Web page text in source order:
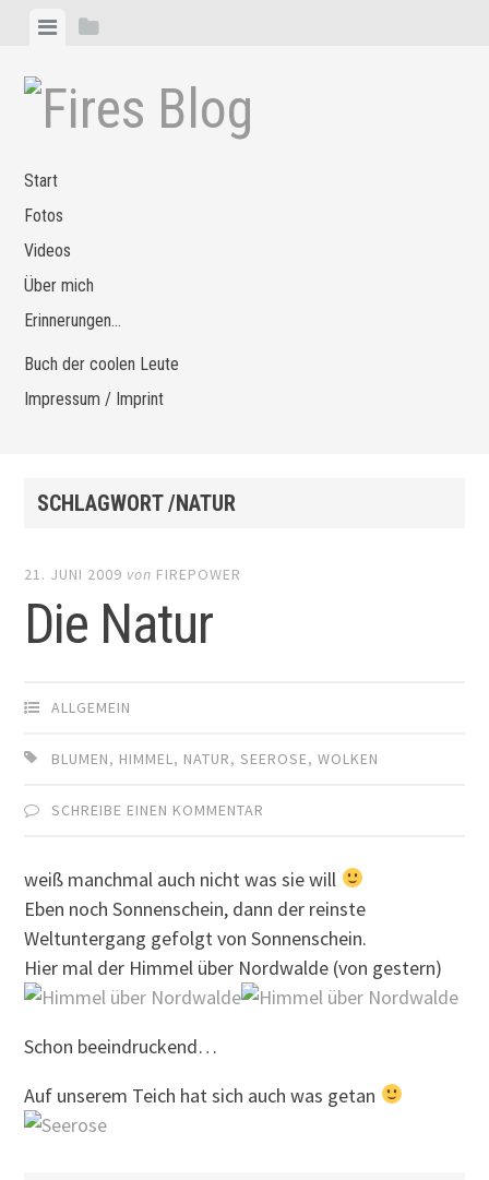
Zum
springen
MenüSeitenleiste
Start
Fotos
Videos
Über mich
Erinnerungen…
Buch der coolen Leute
Impressum / Imprint
SCHLAGWORT /NATUR
21. JUNI 2009 von FIREPOWER
Die Natur
ALLGEMEIN
BLUMEN, HIMMEL, NATUR,SEEROSE,WOLKEN
SCHREIBE EINEN KOMMENTAR
weiß manchmal auch nicht was sie will
Eben noch Sonnenschein, dann der reinste
Weltuntergang gefolgt von Sonnenschein.
Hier mal der Himmel über Nordwalde (von gestern)
Schon beeindruckend…
Auf unserem Teich hat sich auch was getan